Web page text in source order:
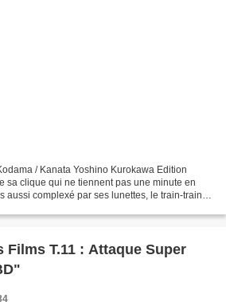
/ Kanata Yoshino Kurokawa Edition
sa clique qui ne tiennent pas une minute en
aussi complexé par ses lunettes, le train-train
Films T.11 : Attaque Super